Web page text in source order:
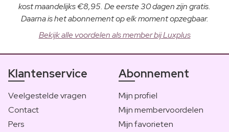
kost maandelijks €8,95. De eerste 30 dagen zijn gratis.
Daarna is het abonnement op elk moment opzegbaar.
Bekijk alle voordelen als member bij Luxplus
Klantenservice
Veelgestelde vragen
Contact
Pers
Abonnement
Mijn profiel
Mijn membervoordelen
Mijn favorieten